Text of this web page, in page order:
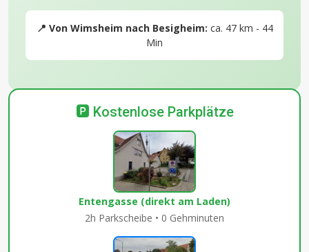
📍 Von Wimsheim nach Besigheim: ca. 47 km - 44
Min
🅿️ Kostenlose Parkplätze
Entengasse (direkt am Laden)
2h Parkscheibe • 0 Gehminuten